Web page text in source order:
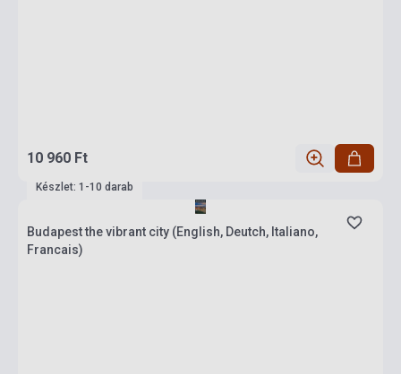
10 960 Ft
Készlet: 1-10 darab
Budapest the vibrant city (English, Deutch, Italiano,
Francais)